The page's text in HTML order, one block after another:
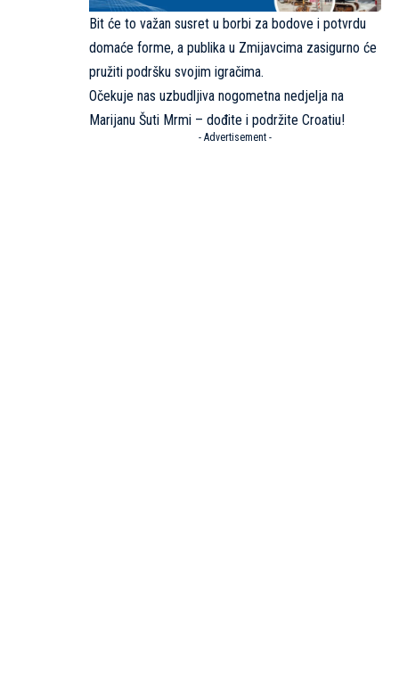
Bit će to važan susret u borbi za bodove i potvrdu
domaće forme, a publika u Zmijavcima zasigurno će
pružiti podršku svojim igračima.
Očekuje nas uzbudljiva nogometna nedjelja na
Marijanu Šuti Mrmi – dođite i podržite Croatiu!
- Advertisement -